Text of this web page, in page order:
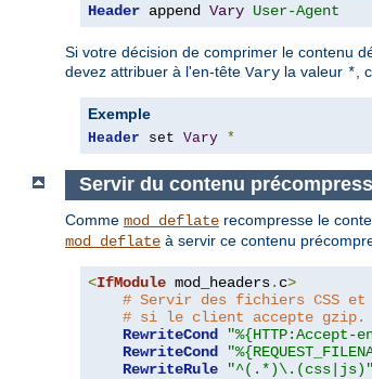
Header append Vary User-Agent
Si votre décision de comprimer le contenu
devez attribuer à l'en-tête Vary la valeur * ,
Exemple
Header set Vary *
Servir du contenu
Comme mod_deflate recompresse le
mod_deflate à servir ce contenu
<IfModule mod_headers. c>
# Servir des fichiers CSS
# si le client accepte gzip.
RewriteCond
"%{HTTP:Accept-
RewriteCond
RewriteRule
"^(.*)\.(css|js)"